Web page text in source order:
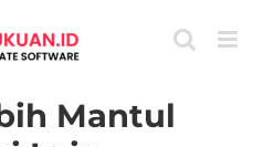
Mantul